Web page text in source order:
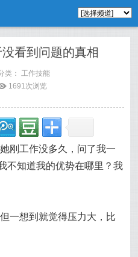
看到问题的真相
类： 工作技能
1691次浏览
刚工作没多久，问了我一
不知道我的优势在哪里？我
一想到就觉得压力大，比